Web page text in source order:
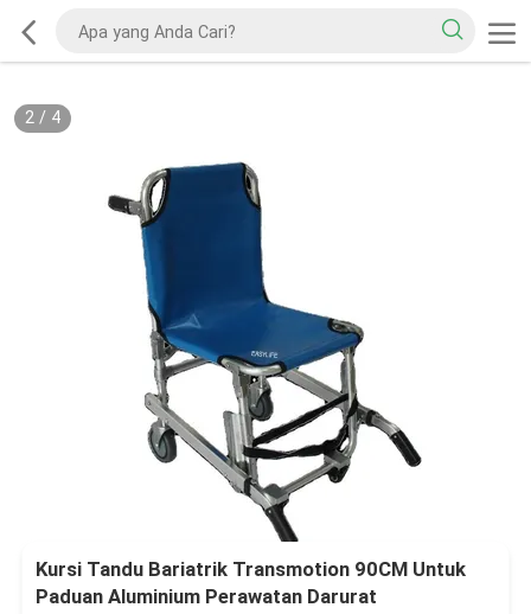
2/ 4
Kursi Tandu Bariatrik Transmotion 90CM Untuk
Paduan Aluminium Perawatan Darurat